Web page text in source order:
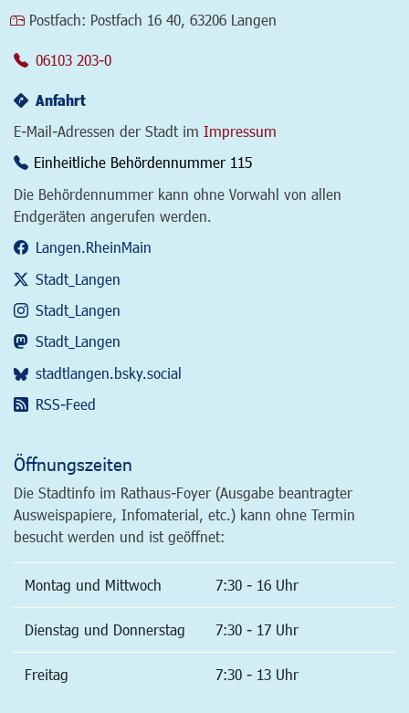
Postfach: Postfach 16 40, 63206 Langen
06103 203-0
Anfahrt
E-Mail-Adressen der Stadt im Impressum
Einheitliche Behördennummer 115
Die Behördennummer kann ohne Vorwahl von allen
Endgeräten angerufen werden.
Langen.RheinMain
Stadt_Langen
Stadt_Langen
Stadt_Langen
stadtlangen.bsky.social
RSS-Feed
Öffnungszeiten
Die Stadtinfo im Rathaus-Foyer (Ausgabe beantragter
Ausweispapiere, Infomaterial, etc.) kann ohne Termin
besucht werden und ist geöffnet:
Montag und Mittwoch 7:30 - 16 Uhr
Dienstag und Donnerstag 7:30 - 17 Uhr
Freitag 7:30 - 13 Uhr